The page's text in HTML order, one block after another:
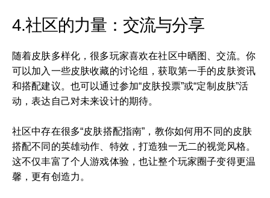
4.社区的力量：交流与分享
随着皮肤多样化，很多玩家喜欢在社区中晒图、交流。你
可以加入一些皮肤收藏的讨论组，获取第一手的皮肤资讯
和搭配建议。也可以通过参加“皮肤投票”或“定制皮肤”活
动，表达自己对未来设计的期待。
社区中存在很多“皮肤搭配指南”，教你如何用不同的皮肤
搭配不同的英雄动作、特效，打造独一无二的视觉风格。
这不仅丰富了个人游戏体验，也让整个玩家圈子变得更温
馨，更有创造力。